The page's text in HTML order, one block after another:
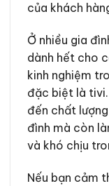
của khách
Ở nhiều gia
dành hết cho
kinh nghiệm
đặc biệt là
đến chất
đình mà còn
và khó chịu
Nếu bạn cảm